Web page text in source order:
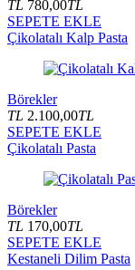
TL 780,00TL
SEPETE EKLE
Çikolatalı Kalp Pasta
Börekler
TL 2.100,00TL
SEPETE EKLE
Çikolatalı Pasta
Börekler
TL 170,00TL
SEPETE EKLE
Kestaneli Dilim Pasta